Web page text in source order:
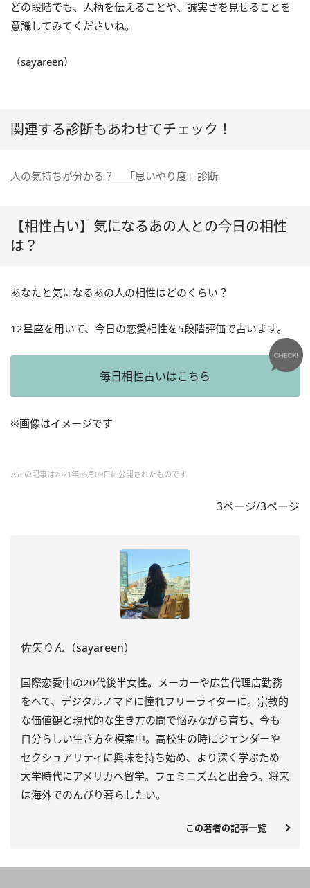
どの段階でも、人柄を伝えることや、誠実さを見せることを
意識してみてくださいね。
（sayareen）
関連する診断もあわせてチェック！
人の気持ちが分かる？ 「思いやり度」診断
【相性占い】気になるあの人との今日の相性
は？
あなたと気になるあの人の相性はどのくらい？
12星座を用いて、今日の恋愛相性を5段階評価で占います。
毎日相性占いはこちら
※画像はイメージです
※この記事は2021年06月09日に公開されたものです
3ページ/3ページ
佐矢りん（sayareen）
国際恋愛中の20代後半女性。メーカーや広告代理店勤務
をへて、デジタルノマドに憧れフリーライターに。宗教的
な価値観と現代的な生き方の間で悩みながら育ち、今も
自分らしい生き方を模索中。高校生の時にジェンダーや
セクシュアリティに興味を持ち始め、より深く学ぶため
大学時代にアメリカへ留学。フェミニズムと出会う。将来
は海外でのんびり暮らしたい。
この著者の記事一覧